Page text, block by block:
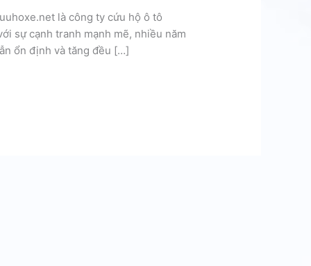
là công ty cứu hộ ô tô
sự cạnh tranh mạnh mẽ, nhiều năm
ổn định và tăng đều […]